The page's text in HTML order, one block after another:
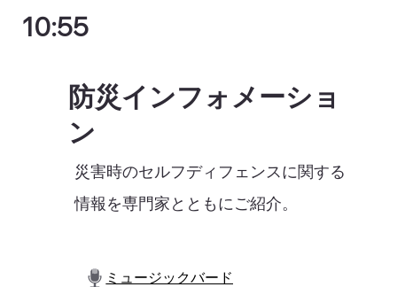
10:55
防災インフォメーショ
ン
災害時のセルフディフェンスに関する
情報を専門家とともにご紹介。
ミュージックバード